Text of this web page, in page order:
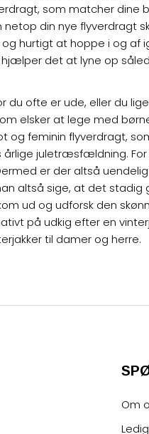
som matcher dine
netop din nye
hurtigt at hoppe i og af
det at lyne op
du ofte er ude, eller du
elsker at lege med
og feminin flyverdragt,
årlige juletræsfældning.
er der altså
altså sige, at det
ud og udforsk den
på udkig efter en
til damer og herre.
Om